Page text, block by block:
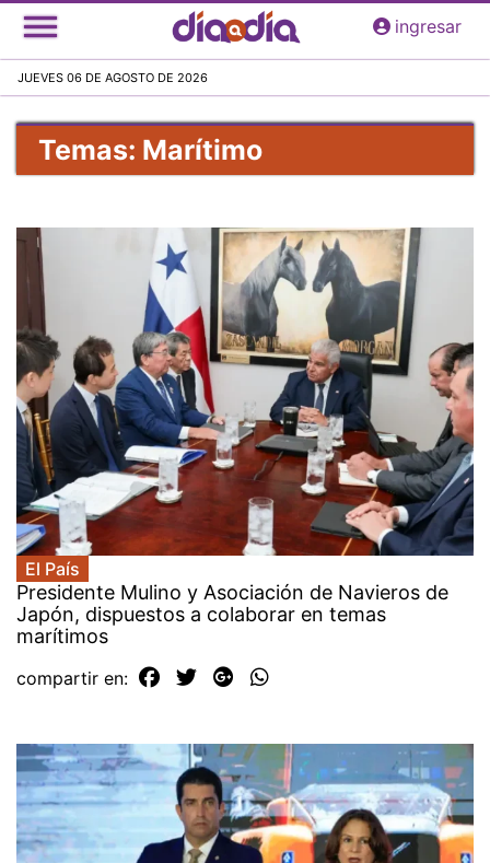
Pasar
al
principal
ingresar
JUEVES 06 DE AGOSTO DE 2026
Temas: Marítimo
El País
Presidente Mulino y Asociación de Navieros de
Japón, dispuestos a colaborar en temas
marítimos
compartir en: